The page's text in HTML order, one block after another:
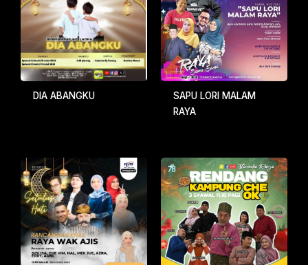
DIA ABANGKU
SAPU LORI MALAM
RAYA